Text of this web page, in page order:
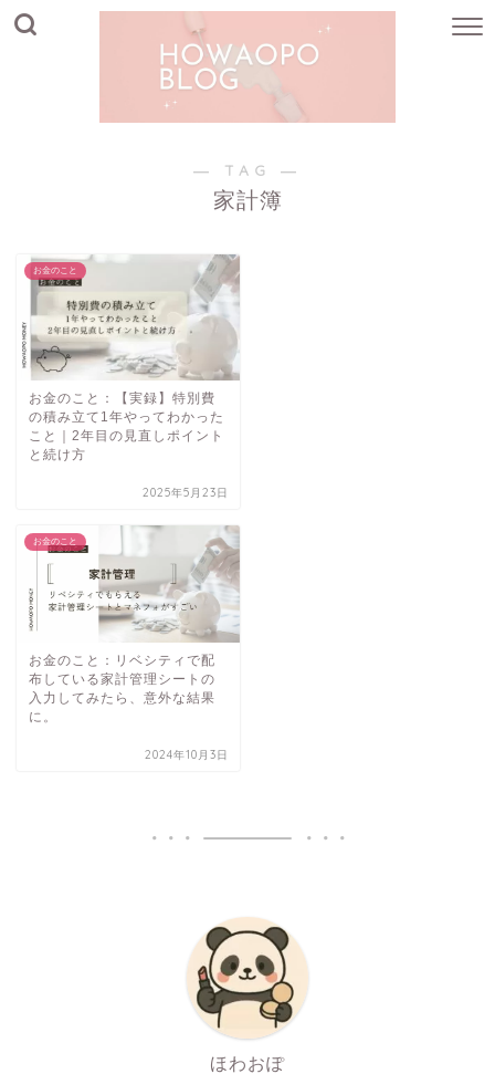
― TAG ―
家計簿
お金のこと
お金のこと：【実録】特別費
の積み立て1年やってわかった
こと｜2年目の見直しポイント
と続け方
2025年5月23日
お金のこと
お金のこと：リベシティで配
布している家計管理シートの
入力してみたら、意外な結果
に。
2024年10月3日
ほわおぽ